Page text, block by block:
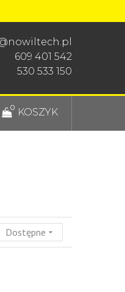
609 401 542
530 533 150
KOSZYK
0
Dostępne arrow_drop_down